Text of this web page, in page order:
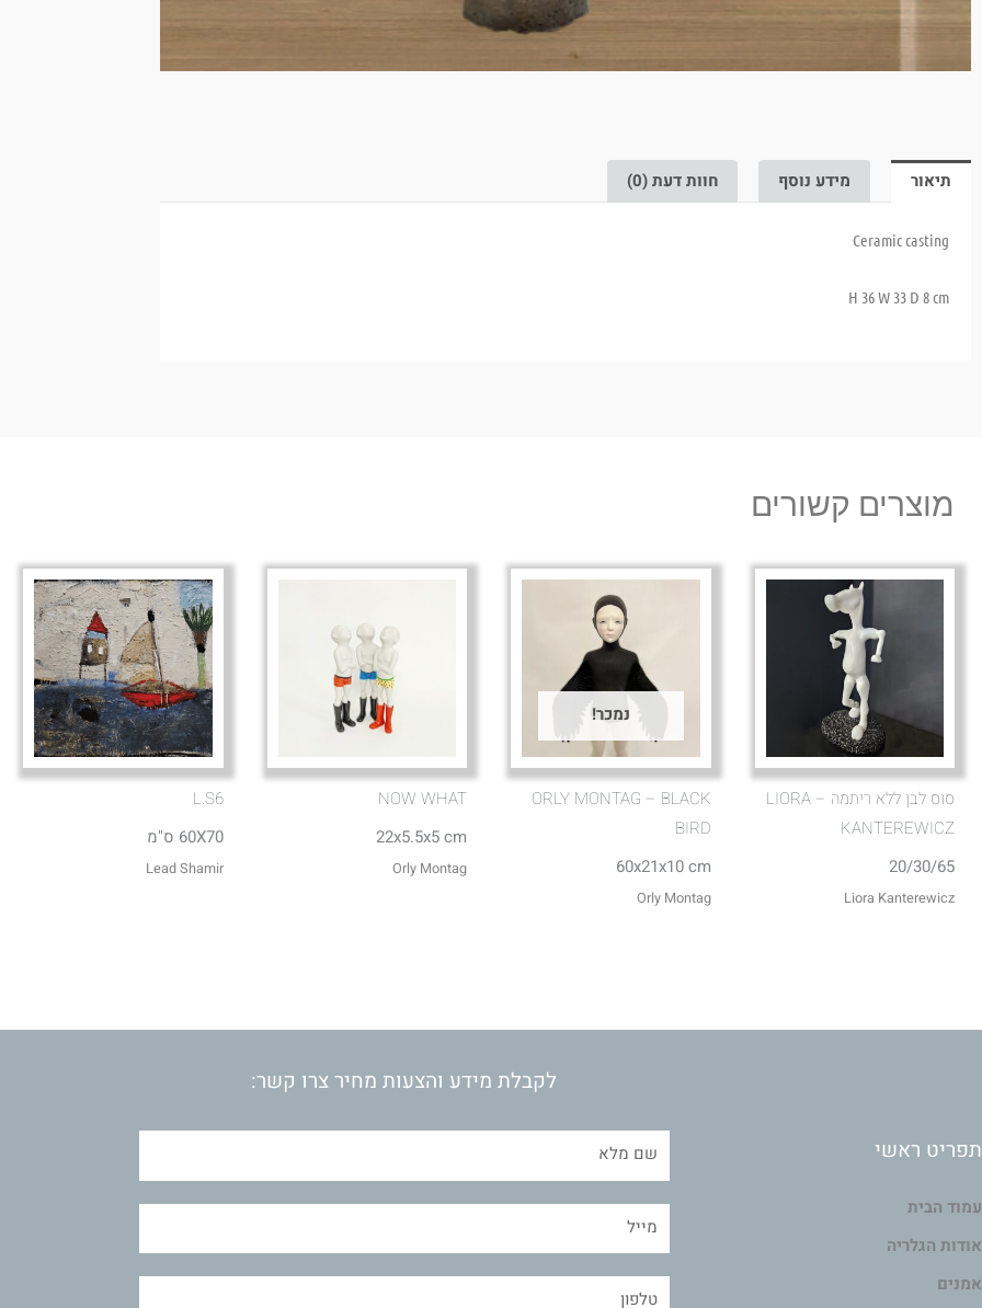
תיאור מידע נוסף חוות דעת (0)
Ceramic casting
H 36 W 33 D 8 cm
מוצרים קשורים
סוס לבן ללא ריתמה – LIORA
KANTEREWICZ
20/30/65
Liora Kanterewicz
נמכר!
ORLY MONTAG – BLACK
BIRD
60x21x10 cm
Orly Montag
NOW WHAT
22x5.5x5 cm
Orly Montag
L.S6
60X70 ס"מ
Lead Shamir
תפריט ראשי
עמוד הבית
אודות הגלריה
אמנים
לקבלת מידע והצעות מחיר צרו קשר: